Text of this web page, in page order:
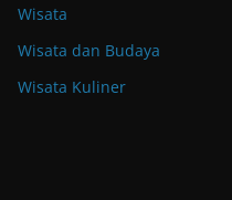
Wisata
Wisata dan Budaya
Wisata Kuliner